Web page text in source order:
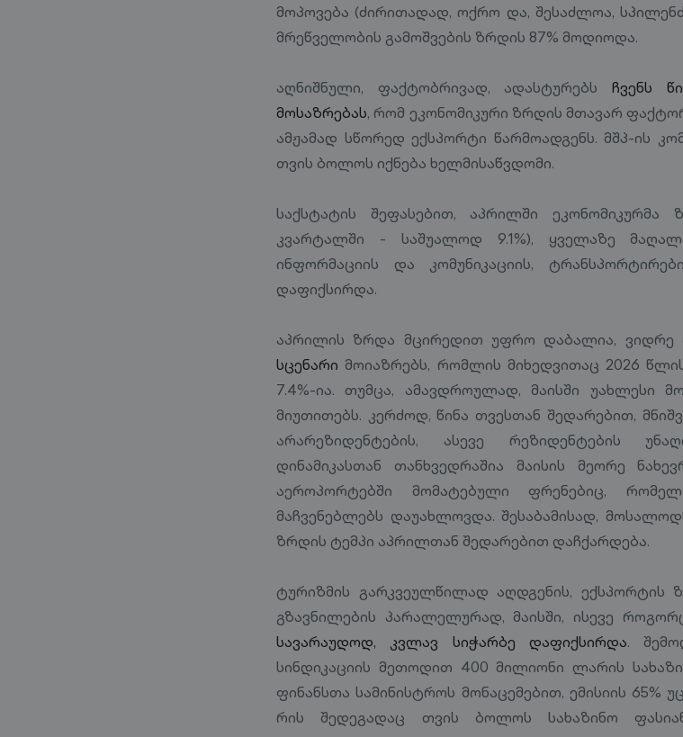
მოპოვება (ძირითადად, ოქრო და, შესაძლოა,
მრეწველობის გამოშვების ზრდის 87% მოდიოდა.
აღნიშნული, ფაქტობრივად, ადასტურებს ჩვენს
მოსაზრებას, რომ ეკონომიკური ზრდის მთავარ
ამჟამად სწორედ ექსპორტი წარმოადგენს. მშპ-ის
თვის ბოლოს იქნება ხელმისაწვდომი.
საქსტატის შეფასებით, აპრილში ეკონომიკურმა
კვარტალში - საშუალოდ 9.1%), ყველაზე
ინფორმაციის და კომუნიკაციის,
დაფიქსირდა.
აპრილის ზრდა მცირედით უფრო დაბალია, ვიდრე
სცენარი მოიაზრებს, რომლის მიხედვითაც 2026
7.4%-ია. თუმცა, ამავდროულად, მაისში უახლესი
მიუთითებს. კერძოდ, წინა თვესთან შედარებით,
არარეზიდენტების, ასევე რეზიდენტების
დინამიკასთან თანხვედრაშია მაისის მეორე
აეროპორტებში მომატებული ფრენებიც,
მაჩვენებლებს დაუახლოვდა. შესაბამისად,
ზრდის ტემპი აპრილთან შედარებით დაჩქარდება.
ტურიზმის გარკვეულწილად აღდგენის,
გზავნილების პარალელურად, მაისში, ისევე
სავარაუდოდ, კვლავ სიჭარბე დაფიქსირდა.
სინდიკაციის მეთოდით 400 მილიონი ლარის
ფინანსთა სამინისტროს მონაცემებით, ემისიის 65%
რის შედეგადაც თვის ბოლოს სახაზინო